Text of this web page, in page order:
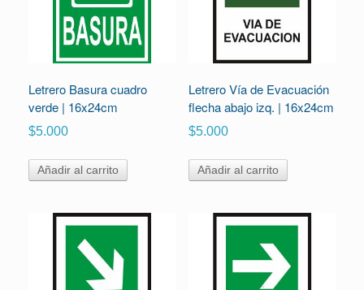
Letrero Basura cuadro
verde | 16x24cm
$5.000
Añadir al carrito
Letrero Vía de Evacuación
flecha abajo izq. | 16x24cm
$5.000
Añadir al carrito